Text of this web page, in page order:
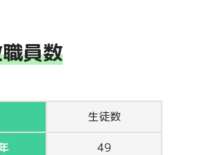
員数
生徒数
49